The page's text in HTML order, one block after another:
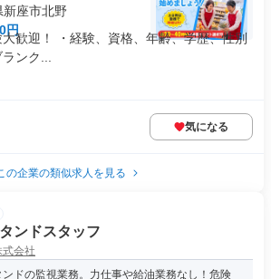
座市北野
円
歓迎！ ・経験、資格、年齢、学歴、性別
ンク...
気になる
の企業の類似求人を見る
ンドスタッフ
式会社
ドの監視業務。力仕事や給油業務なし！危険